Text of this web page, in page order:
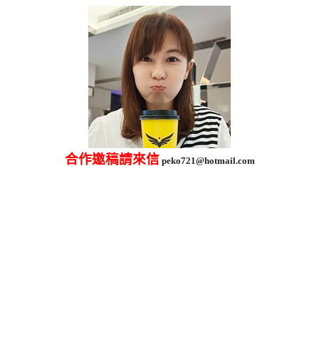
合作邀稿請來信 peko721@hotmail.com